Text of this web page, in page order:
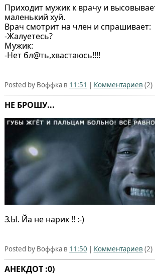
Приходит мужик к врачу и
маленький хуй.
Врач смотрит на член и спрашивает:
-Жалуетесь?
Мужик:
-Нет бл@ть,хвастаюсь!!!!
Posted by Воффка в 11:51 | Комментариев (2)
НЕ БРОШУ...
З.Ы. Йа не нарик !! :-)
Posted by Воффка в 11:50 | Комментариев (2)
АНЕКДОТ :0)